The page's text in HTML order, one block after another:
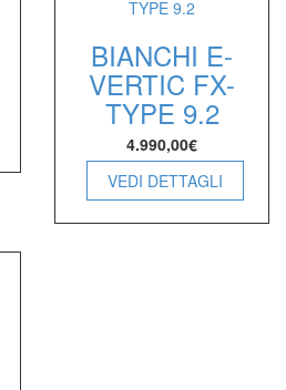
BIANCHI E-
VERTIC FX-
TYPE 9.2
4.990,00€
VEDI DETTAGLI